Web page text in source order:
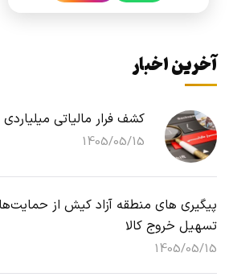
آخرین اخبار
کشف فرار مالیاتی
1405/05/15
پیگیری های منطقه آزاد کیش از
تسهیل خروج کالا
1405/05/15